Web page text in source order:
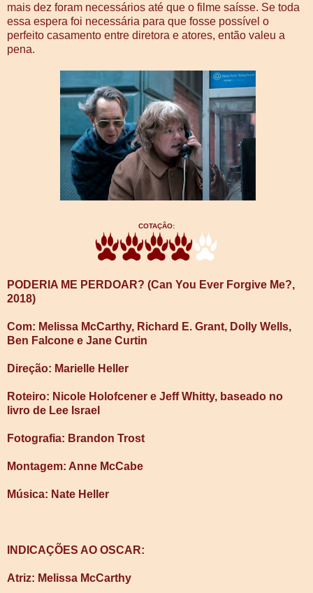
mais dez foram necessários até que o filme saísse. Se toda
essa espera foi necessária para que fosse possível o
perfeito casamento entre diretora e atores, então valeu a
pena.
COTAÇÂO:
PODERIA ME PERDOAR? (Can You Ever Forgive Me?,
2018)
Com: Melissa McCarthy, Richard E. Grant, Dolly Wells,
Ben Falcone e Jane Curtin
Direção: Marielle Heller
Roteiro: Nicole Holofcener e Jeff Whitty, baseado no
livro de Lee Israel
Fotografia: Brandon Trost
Montagem: Anne McCabe
Música: Nate Heller
INDICAÇÕES AO OSCAR:
Atriz: Melissa McCarthy